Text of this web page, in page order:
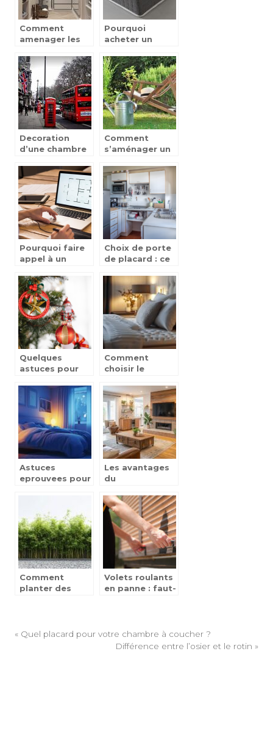
Comment
amenager les
?
Pourquoi
acheter un
memoire de
forme ?
Decoration
d’une chambre
pour un theme
British reussi
Comment
s’aménager un
l’extérieur ?
Pourquoi faire
appel à un
d’intérieur ?
Choix de porte
de placard : ce
Quelques
astuces pour
Comment
choisir le
idéal pour
améliorer votre
confort de
sommeil
Astuces
eprouvees pour
ameliorer votre
quotidien
Les avantages
du
pour votre
maison
Comment
planter des
élégante qui
Volets roulants
en panne : faut-
à Versailles ?
« Quel placard pour votre chambre à coucher ?
Différence entre l’osier et le rotin »